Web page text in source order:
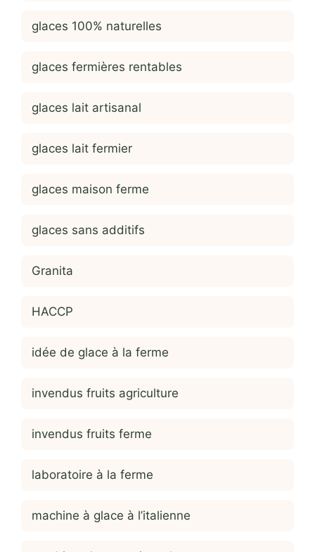
glaces 100% naturelles
glaces fermières rentables
glaces lait artisanal
glaces lait fermier
glaces maison ferme
glaces sans additifs
Granita
HACCP
idée de glace à la ferme
invendus fruits agriculture
invendus fruits ferme
laboratoire à la ferme
machine à glace à l’italienne